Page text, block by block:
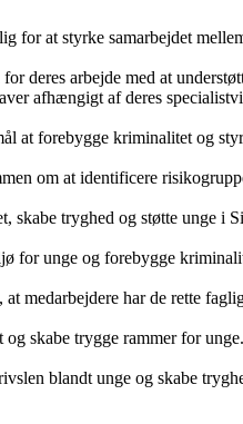
for at styrke samarbejdet
deres arbejde med at
afhængigt af deres
at forebygge kriminalitet og
om at identificere
tryghed og støtte unge i
for unge og forebygge
medarbejdere har de rette
skabe trygge rammer for
blandt unge og skabe